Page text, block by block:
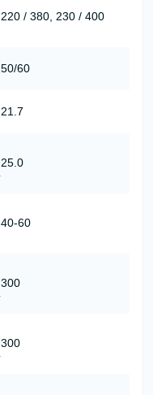
220 / 380, 230 / 400
50/60
21.7
25.0
40-60
300
300